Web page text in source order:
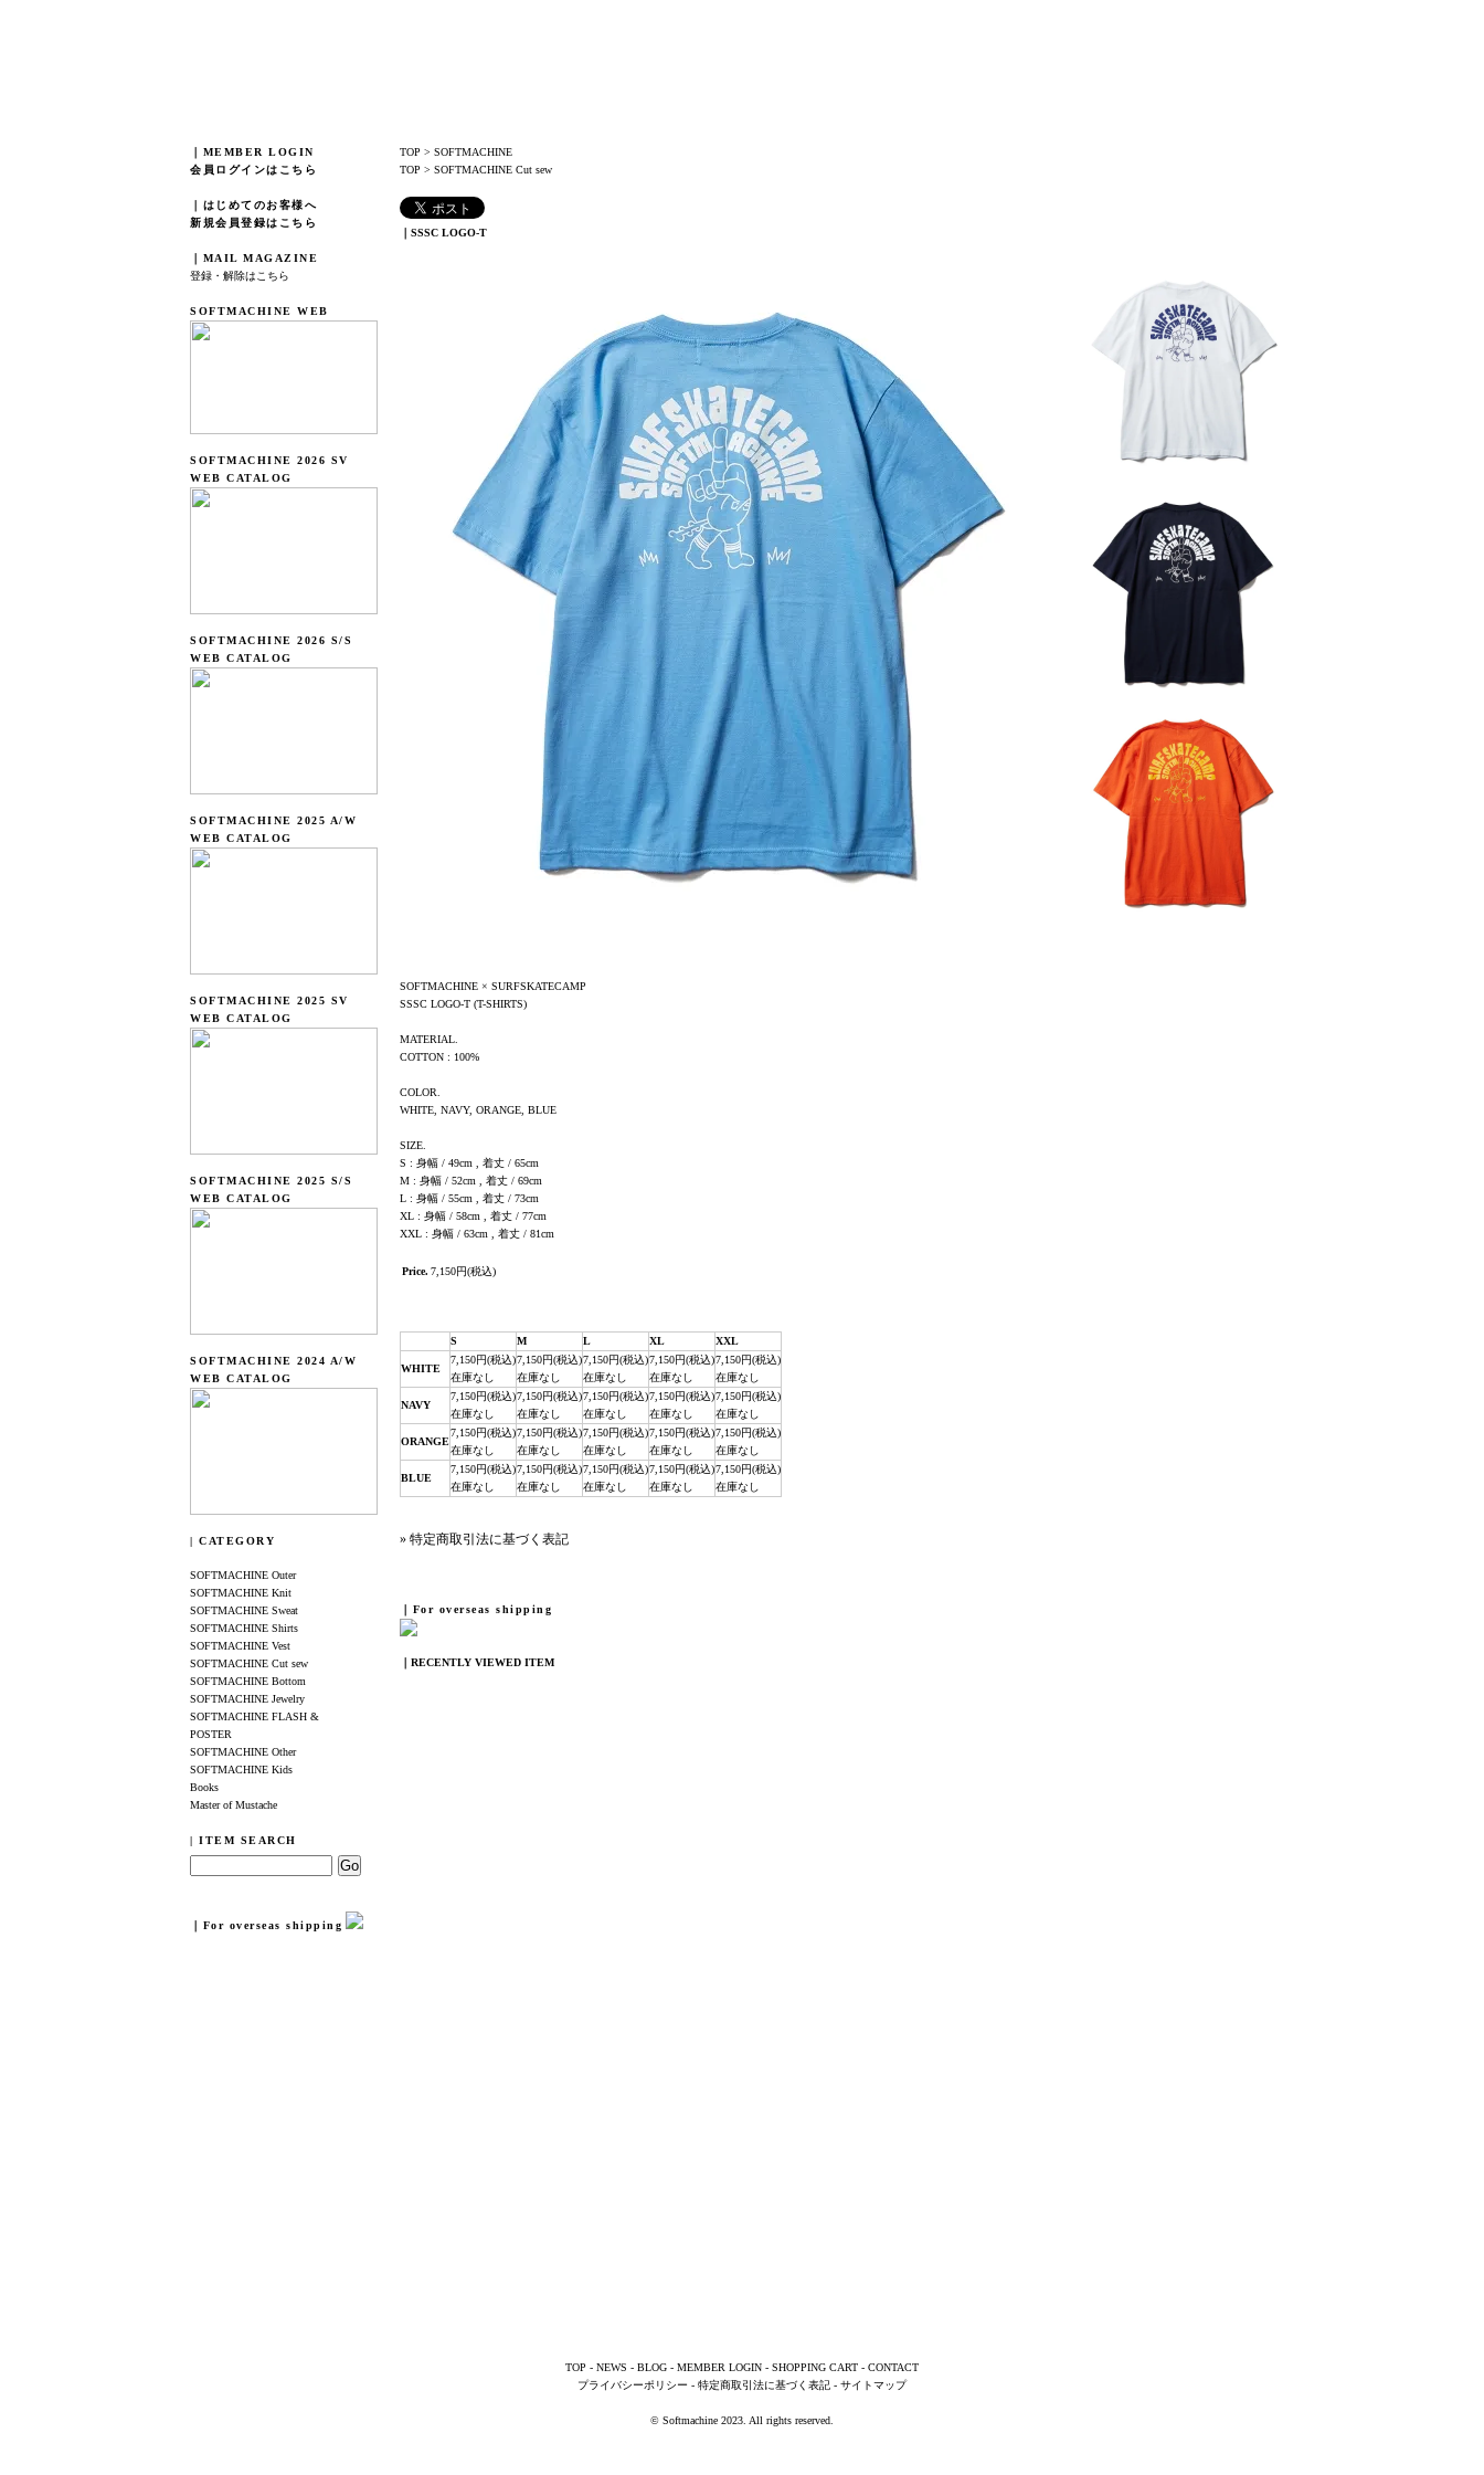
｜MEMBER LOGIN
会員ログインはこちら
｜はじめてのお客様へ
新規会員登録はこちら
｜MAIL MAGAZINE
登録・解除はこちら
SOFTMACHINE WEB
SOFTMACHINE 2026 SV
WEB CATALOG
SOFTMACHINE 2026 S/S
WEB CATALOG
SOFTMACHINE 2025 A/W
WEB CATALOG
SOFTMACHINE 2025 SV
WEB CATALOG
SOFTMACHINE 2025 S/S
WEB CATALOG
SOFTMACHINE 2024 A/W
WEB CATALOG
| CATEGORY
SOFTMACHINE Outer
SOFTMACHINE Knit
SOFTMACHINE Sweat
SOFTMACHINE Shirts
SOFTMACHINE Vest
SOFTMACHINE Cut sew
SOFTMACHINE Bottom
SOFTMACHINE Jewelry
SOFTMACHINE FLASH &
POSTER
SOFTMACHINE Other
SOFTMACHINE Kids
Books
Master of Mustache
| ITEM SEARCH
｜For overseas shipping
TOP > SOFTMACHINE
TOP > SOFTMACHINE Cut sew
｜SSSC LOGO-T
SOFTMACHINE × SURFSKATECAMP
SSSC LOGO-T (T-SHIRTS)
MATERIAL.
COTTON : 100%
COLOR.
WHITE, NAVY, ORANGE, BLUE
SIZE.
S : 身幅 / 49cm , 着丈 / 65cm
M : 身幅 / 52cm , 着丈 / 69cm
L : 身幅 / 55cm , 着丈 / 73cm
XL : 身幅 / 58cm , 着丈 / 77cm
XXL : 身幅 / 63cm , 着丈 / 81cm
Price. 7,150円(税込)
S M L XL XXL
WHITE
7,150円(税込)
在庫なし
7,150円(税込)
在庫なし
7,150円(税込)
在庫なし
7,150円(税込)
在庫なし
7,150円(税込)
在庫なし
NAVY
7,150円(税込)
在庫なし
7,150円(税込)
在庫なし
7,150円(税込)
在庫なし
7,150円(税込)
在庫なし
7,150円(税込)
在庫なし
ORANGE
7,150円(税込)
在庫なし
7,150円(税込)
在庫なし
7,150円(税込)
在庫なし
7,150円(税込)
在庫なし
7,150円(税込)
在庫なし
BLUE
7,150円(税込)
在庫なし
7,150円(税込)
在庫なし
7,150円(税込)
在庫なし
7,150円(税込)
在庫なし
7,150円(税込)
在庫なし
» 特定商取引法に基づく表記
｜For overseas shipping
｜RECENTLY VIEWED ITEM
TOP - NEWS - BLOG - MEMBER LOGIN - SHOPPING CART - CONTACT
プライバシーポリシー - 特定商取引法に基づく表記 - サイトマップ
© Softmachine 2023. All rights reserved.